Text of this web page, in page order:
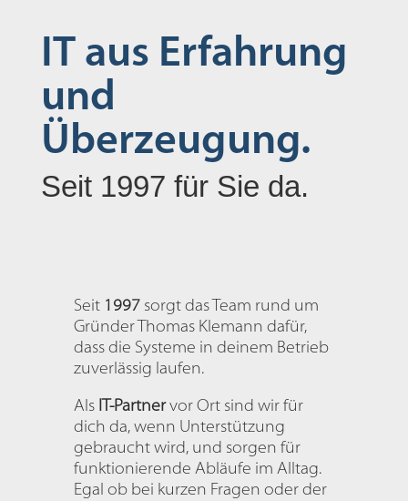
IT aus Erfahrung
und
Überzeugung.
Seit 1997 für Sie da.
Seit 1997 sorgt das Team rund um
Gründer Thomas Klemann dafür,
dass die Systeme in deinem Betrieb
zuverlässig laufen.
Als IT-Partnervor Ort sind wir für
dich da, wenn Unterstützung
gebraucht wird, und sorgen für
funktionierende Abläufe im Alltag.
Egal ob bei kurzen Fragen oder der